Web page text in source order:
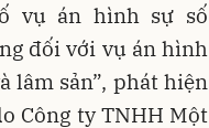
vụ án hình sự số
đối với vụ án hình
lâm sản”, phát hiện
Công ty TNHH Một